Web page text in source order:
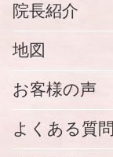
院長紹介
地図
お客様の声
よくある質問